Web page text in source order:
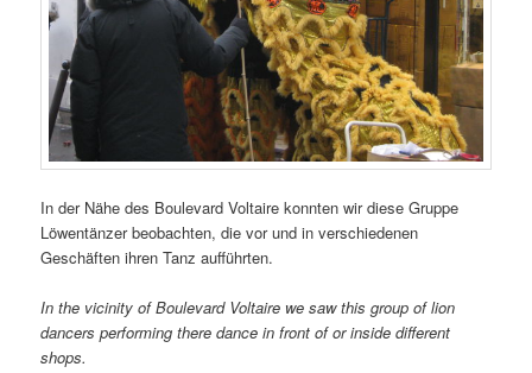
In der Nähe des Boulevard Voltaire konnten wir diese Gruppe
Löwentänzer beobachten, die vor und in verschiedenen
Geschäften ihren Tanz aufführten.
In the vicinity of Boulevard Voltaire we saw this group of lion
dancers performing there dance in front of or inside different
shops.